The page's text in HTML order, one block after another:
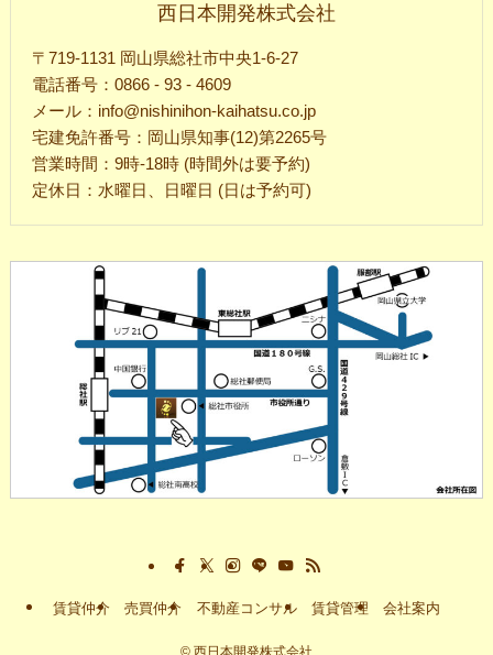
西日本開発株式会社
〒719-1131 岡山県総社市中央1-6-27
電話番号：0866 - 93 - 4609
メール：info@nishinihon-kaihatsu.co.jp
宅建免許番号：岡山県知事(12)第2265号
営業時間：9時-18時 (時間外は要予約)
定休日：水曜日、日曜日 (日は予約可)
賃貸仲介 売買仲介 不動産コンサル 賃貸管理 会社案内
© 西日本開発株式会社